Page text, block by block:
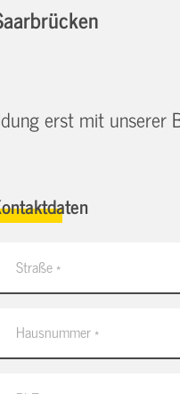
erst mit unserer